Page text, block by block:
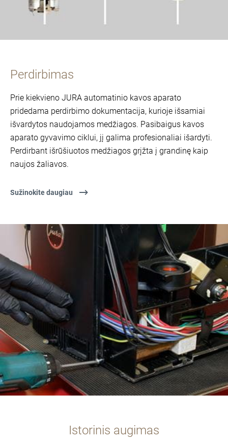
Perdirbimas
Prie kiekvieno JURA automatinio kavos aparato
pridedama perdirbimo dokumentacija, kurioje išsamiai
išvardytos naudojamos medžiagos. Pasibaigus kavos
aparato gyvavimo ciklui, jį galima profesionaliai išardyti.
Perdirbant išrūšiuotos medžiagos grįžta į grandinę kaip
naujos žaliavos.
Sužinokite daugiau
Istorinis augimas